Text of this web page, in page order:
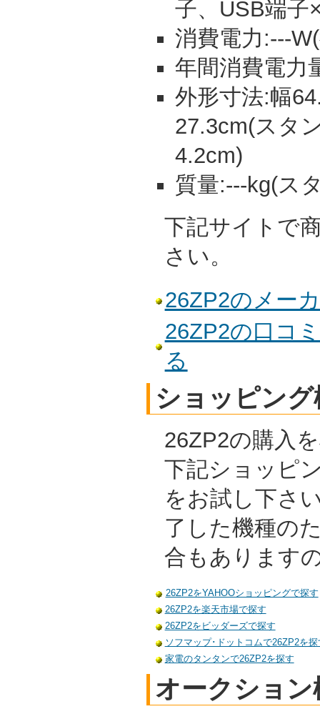
子、USB端子
消費電力:---
年間消費電力
外形寸法:幅
27.3cm(スタ
4.2cm)
質量:---kg(ス
下記サイトで
さい。
26ZP2のメー
26ZP2の口コ
る
ショッピング
26ZP2の購入
下記ショッピ
をお試し下さ
了した機種の
合もあります
26ZP2をYAHOOショッピングで探す
26ZP2を楽天市場で探す
26ZP2をビッダーズで探す
ソフマップ･ドットコムで26ZP2を探
家電のタンタンで26ZP2を探す
オークション